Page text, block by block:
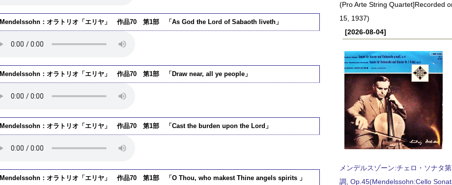
Mendelssohn：オラトリオ「エリヤ」 作品70 第1部 「As God the Lord of Sabaoth liveth」
Mendelssohn：オラトリオ「エリヤ」 作品70 第1部 「Draw near, all ye people」
Mendelssohn：オラトリオ「エリヤ」 作品70 第1部 「Cast the burden upon the Lord」
Mendelssohn：オラトリオ「エリヤ」 作品70 第1部 「O Thou, who makest Thine angels spirits 」
(Pro Arte String Quartet]Recorded
15, 1937)
[2026-08-04]
メンデルスゾーン:チェロ・ソナタ
調, Op.45(Mendelssohn:Cello